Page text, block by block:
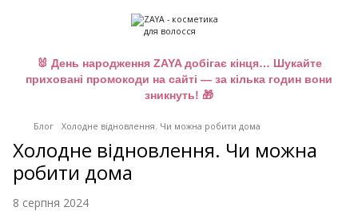
🐰 День народження ZAYA добігає кінця… Шукайте
приховані промокоди на сайті — за кілька годин вони
зникнуть! 🎁
Блог Холодне відновлення. Чи можна робити дома
Холодне відновлення. Чи можна
робити дома
8 серпня 2024